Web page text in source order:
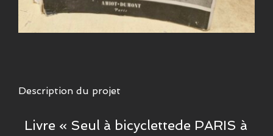
Description du projet
Livre « Seul à bicyclettede PARIS à